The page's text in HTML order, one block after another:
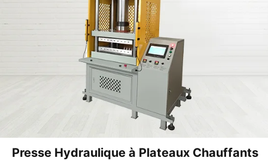
Presse Hydraulique à Plateaux Chauffants